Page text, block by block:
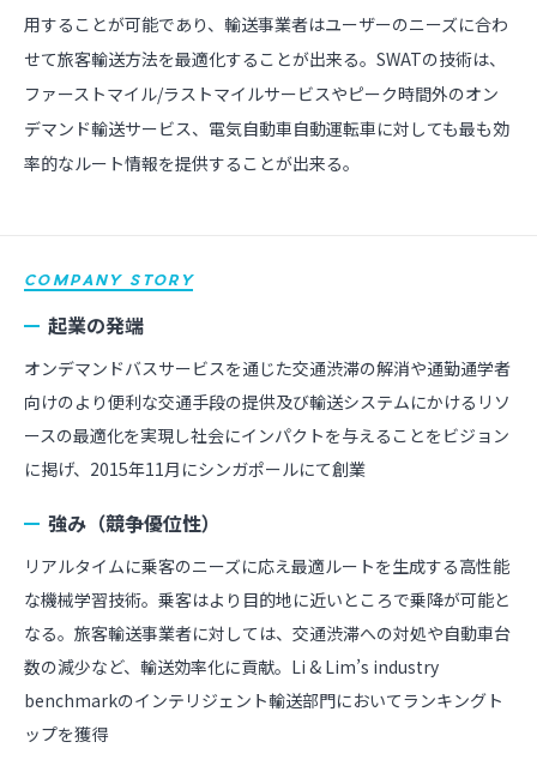
用することが可能であり、輸送事業者はユーザーのニーズに合わ
せて旅客輸送方法を最適化することが出来る。SWATの技術は、
ファーストマイル/ラストマイルサービスやピーク時間外のオン
デマンド輸送サービス、電気自動車自動運転車に対しても最も効
率的なルート情報を提供することが出来る。
COMPANY STORY
起業の発端
オンデマンドバスサービスを通じた交通渋滞の解消や通勤通学者
向けのより便利な交通手段の提供及び輸送システムにかけるリソ
ースの最適化を実現し社会にインパクトを与えることをビジョン
に掲げ、2015年11月にシンガポールにて創業
強み（競争優位性）
リアルタイムに乗客のニーズに応え最適ルートを生成する高性能
な機械学習技術。乗客はより目的地に近いところで乗降が可能と
なる。旅客輸送事業者に対しては、交通渋滞への対処や自動車台
数の減少など、輸送効率化に貢献。Li & Lim’s industry
benchmarkのインテリジェント輸送部門においてランキングト
ップを獲得